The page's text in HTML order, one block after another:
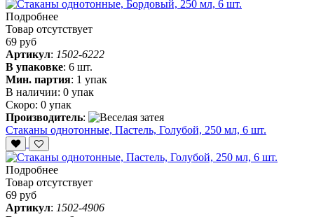
Подробнее
Товар отсутствует
69 руб
Артикул: 1502-6222
В упаковке: 6 шт.
Мин. партия: 1 упак
В наличии: 0 упак
Скоро: 0 упак
Производитель:
Стаканы однотонные, Пастель, Голубой, 250 мл, 6 шт.
Подробнее
Товар отсутствует
69 руб
Артикул: 1502-4906